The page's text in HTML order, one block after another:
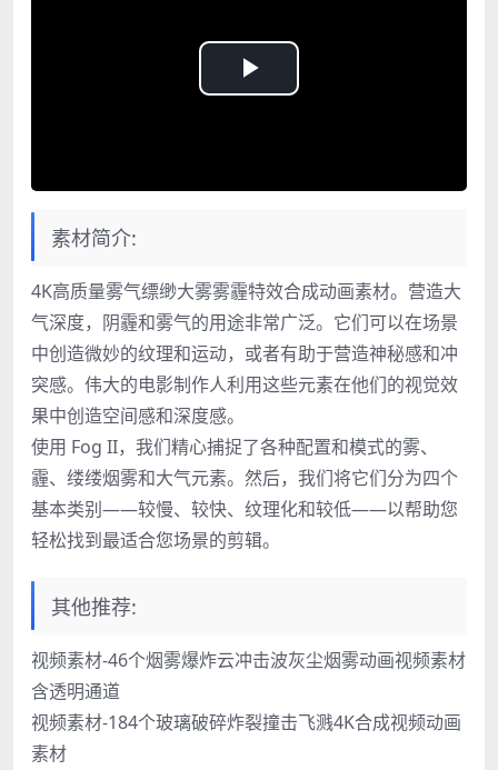
Play
素材简介:
4K高质量雾气缥缈大雾雾霾特效合成动画素材。营造大
气深度，阴霾和雾气的用途非常广泛。它们可以在场景
中创造微妙的纹理和运动，或者有助于营造神秘感和冲
突感。伟大的电影制作人利用这些元素在他们的视觉效
果中创造空间感和深度感。
使用 Fog II，我们精心捕捉了各种配置和模式的雾、
霾、缕缕烟雾和大气元素。然后，我们将它们分为四个
基本类别——较慢、较快、纹理化和较低——以帮助您
轻松找到最适合您场景的剪辑。
其他推荐:
视频素材-46个烟雾爆炸云冲击波灰尘烟雾动画视频素材
含透明通道
视频素材-184个玻璃破碎炸裂撞击飞溅4K合成视频动画
素材